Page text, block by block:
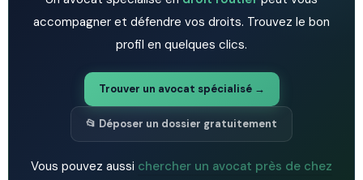
accompagner et défendre vos droits. Trouvez le bon
profil en quelques clics.
Trouver un avocat spécialisé →
📂 Déposer un dossier gratuitement
Vous pouvez aussi chercher un avocat près de chez